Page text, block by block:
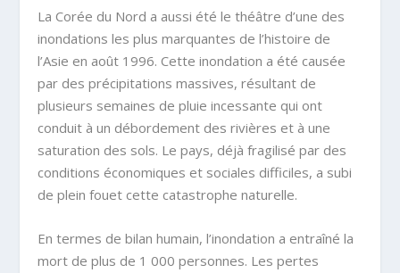
La Corée du Nord a aussi été le théâtre d’une des
inondations les plus marquantes de l’histoire de
l’Asie en août 1996. Cette inondation a été causée
par des précipitations massives, résultant de
plusieurs semaines de pluie incessante qui ont
conduit à un débordement des rivières et à une
saturation des sols. Le pays, déjà fragilisé par des
conditions économiques et sociales difficiles, a subi
de plein fouet cette catastrophe naturelle.
En termes de bilan humain, l’inondation a entraîné la
mort de plus de 1 000 personnes. Les pertes